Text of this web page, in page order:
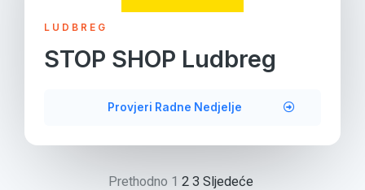
LUDBREG
STOP SHOP Ludbreg
Provjeri Radne Nedjelje
Prethodno 1 2 3 Sljedeće